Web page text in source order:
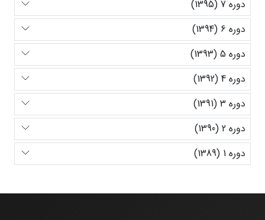
دوره 7 (1395)
دوره 6 (1394)
دوره 5 (1393)
دوره 4 (1392)
دوره 3 (1391)
دوره 2 (1390)
دوره 1 (1389)